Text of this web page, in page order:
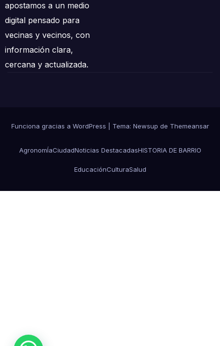
apostamos a un medio
digital pensado para
vecinas y vecinos, con
información clara,
cercana y actualizada.
Funciona gracias a WordPress Tema: Newsup de Themeansar
AgronomÍaCiudadNoticias DestacadasHISTORIA DE BARRIO
EducaciónCulturaSalud